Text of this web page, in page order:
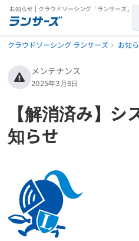
お知らせ | クラウドソーシング「ランサーズ」
クラウドソーシング ランサーズ お知
メンテナンス
2025年3月6日
【解消済み】シ
知らせ